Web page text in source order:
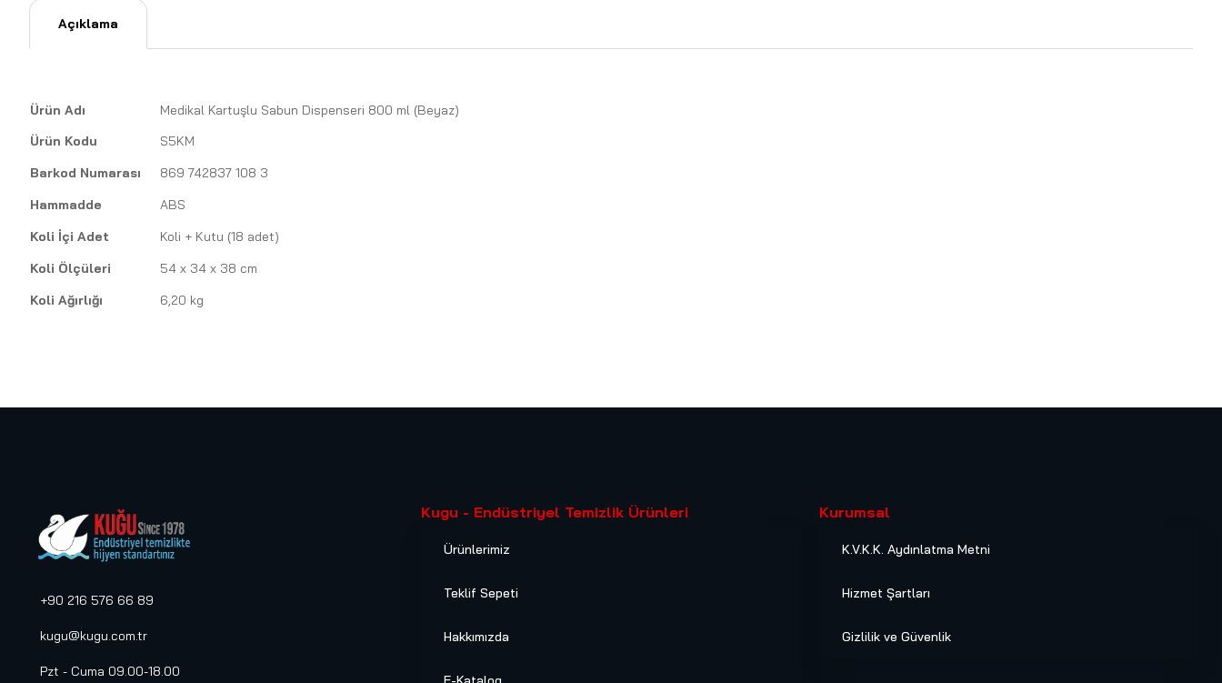
Açıklama
Ürün Adı
Medikal Kartuşlu Sabun Dispenseri 800 ml (Beyaz)
Ürün Kodu
S5KM
Barkod Numarası
869 742837 108 3
Hammadde
ABS
Koli İçi Adet
Koli + Kutu (18 adet)
Koli Ölçüleri
54 x 34 x 38 cm
Koli Ağırlığı
6,20 kg
+90 216 576 66 89
kugu@kugu.com.tr
Pzt - Cuma 09.00-18.00
Kugu - Endüstriyel Temizlik Ürünleri
Ürünlerimiz
Teklif Sepeti
Hakkımızda
Kurumsal
K.V.K.K. Aydınlatma Metni
Hizmet Şartları
Gizlilik ve Güvenlik